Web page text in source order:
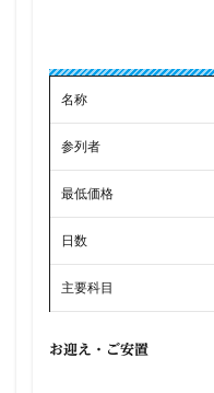
名称
参列者
最低価格
日数
主要科目
お迎え・ご安置